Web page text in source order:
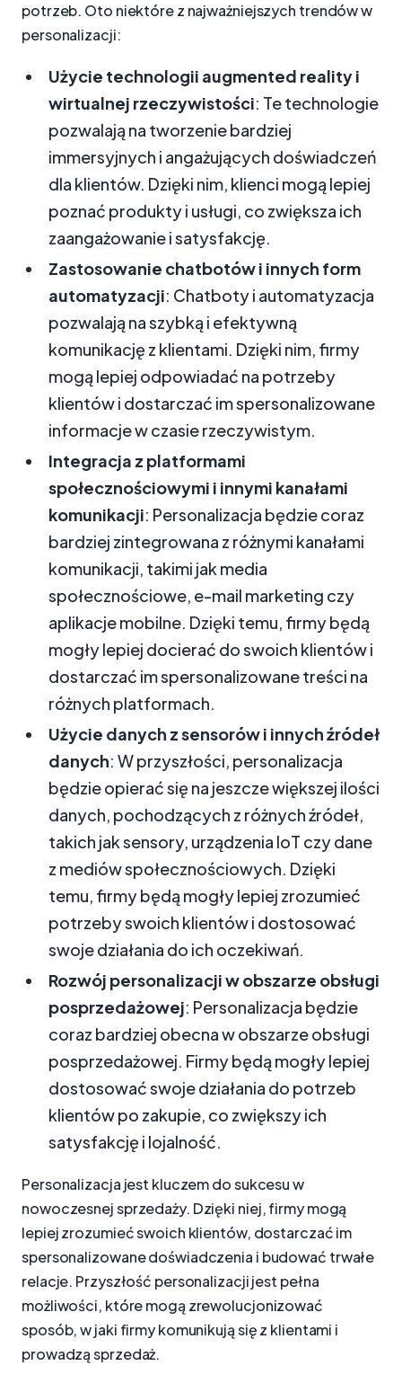
potrzeb. Oto niektóre z najważniejszych trendów w
personalizacji:
Użycie technologii augmented reality i
wirtualnej rzeczywistości: Te technologie
pozwalają na tworzenie bardziej
immersyjnych i angażujących doświadczeń
dla klientów. Dzięki nim, klienci mogą lepiej
poznać produkty i usługi, co zwiększa ich
zaangażowanie i satysfakcję.
Zastosowanie chatbotów i innych form
automatyzacji: Chatboty i automatyzacja
pozwalają na szybką i efektywną
komunikację z klientami. Dzięki nim, firmy
mogą lepiej odpowiadać na potrzeby
klientów i dostarczać im spersonalizowane
informacje w czasie rzeczywistym.
Integracja z platformami
społecznościowymi i innymi kanałami
komunikacji: Personalizacja będzie coraz
bardziej zintegrowana z różnymi kanałami
komunikacji, takimi jak media
społecznościowe, e-mail marketing czy
aplikacje mobilne. Dzięki temu, firmy będą
mogły lepiej docierać do swoich klientów i
dostarczać im spersonalizowane treści na
różnych platformach.
Użycie danych z sensorów i innych źródeł
danych: W przyszłości, personalizacja
będzie opierać się na jeszcze większej ilości
danych, pochodzących z różnych źródeł,
takich jak sensory, urządzenia IoT czy dane
z mediów społecznościowych. Dzięki
temu, firmy będą mogły lepiej zrozumieć
potrzeby swoich klientów i dostosować
swoje działania do ich oczekiwań.
Rozwój personalizacji w obszarze obsługi
posprzedażowej: Personalizacja będzie
coraz bardziej obecna w obszarze obsługi
posprzedażowej. Firmy będą mogły lepiej
dostosować swoje działania do potrzeb
klientów po zakupie, co zwiększy ich
satysfakcję i lojalność.
Personalizacja jest kluczem do sukcesu w
nowoczesnej sprzedaży. Dzięki niej, firmy mogą
lepiej zrozumieć swoich klientów, dostarczać im
spersonalizowane doświadczenia i budować trwałe
relacje. Przyszłość personalizacji jest pełna
możliwości, które mogą zrewolucjonizować
sposób, w jaki firmy komunikują się z klientami i
prowadzą sprzedaż.